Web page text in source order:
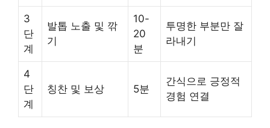
3
단
계
발톱 노출 및 깎
기
10-
20
분
투명한 부분만 잘
라내기
4
단
계
칭찬 및 보상 5분
간식으로 긍정적
경험 연결